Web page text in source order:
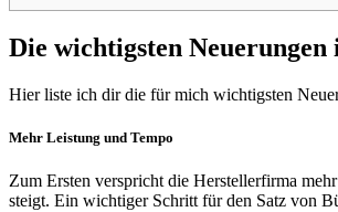
Die wichtigsten
Hier liste ich dir die für mich wichtigsten
Mehr Leistung und Tempo
Zum Ersten verspricht die Herstellerfirma
steigt. Ein wichtiger Schritt für den Satz von